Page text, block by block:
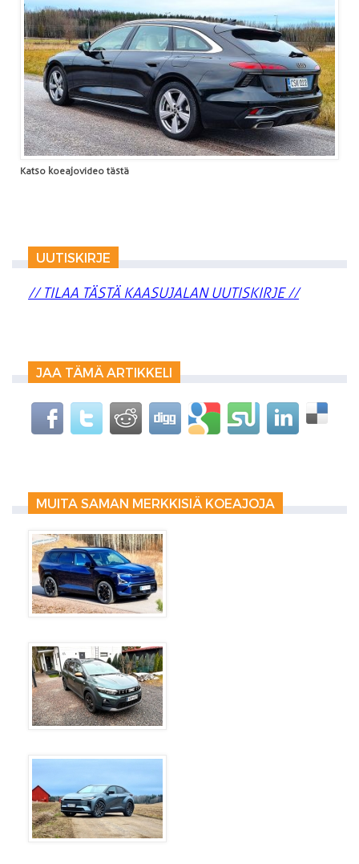
Katso koeajovideo tästä
UUTISKIRJE
// TILAA TÄSTÄ KAASUJALAN UUTISKIRJE //
JAA TÄMÄ ARTIKKELI
MUITA SAMAN MERKKISIÄ KOEAJOJA